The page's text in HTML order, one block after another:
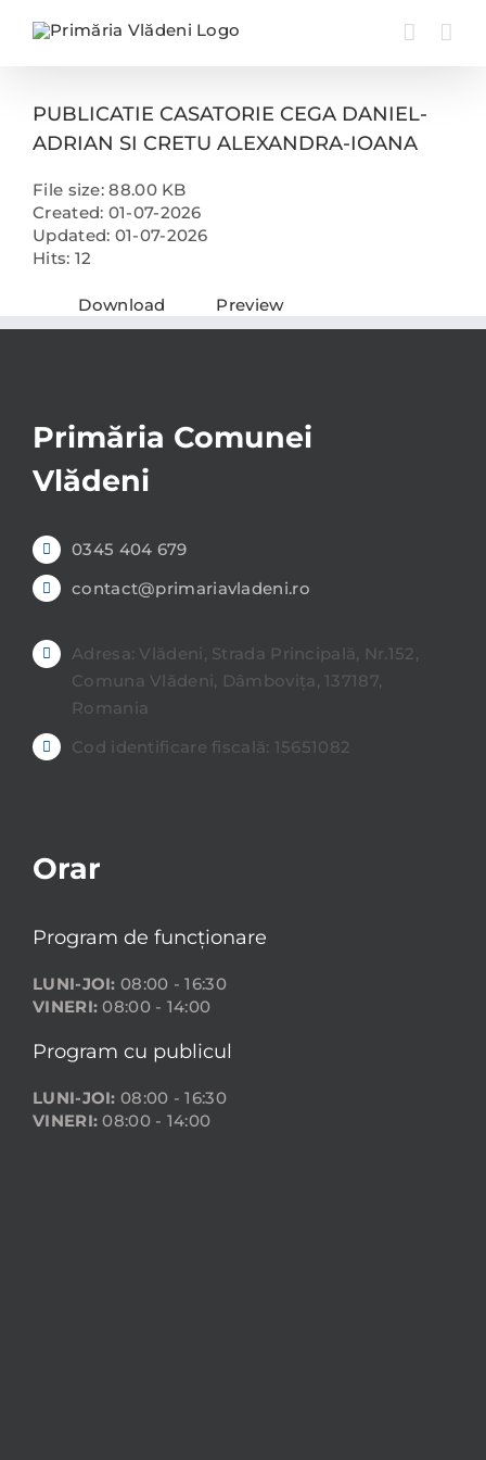
PUBLICATIE CASATORIE CEGA DANIEL-
ADRIAN SI CRETU ALEXANDRA-IOANA
File size: 88.00 KB
Created: 01-07-2026
Updated: 01-07-2026
Hits: 12
Download Preview
Primăria Comunei
Vlădeni
0345 404 679
contact@primariavladeni.ro
Adresa: Vlădeni, Strada Principală, Nr.152,
Comuna Vlădeni, Dâmbovița, 137187,
Romania
Cod identificare fiscală: 15651082
Orar
Program de funcționare
LUNI-JOI: 08:00 - 16:30
VINERI: 08:00 - 14:00
Program cu publicul
LUNI-JOI: 08:00 - 16:30
VINERI: 08:00 - 14:00